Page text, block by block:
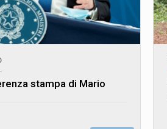
stampa di Mario